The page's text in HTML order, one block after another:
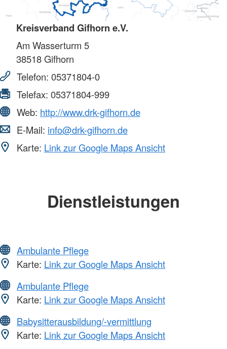
Kreisverband Gifhorn e.V.
Am Wasserturm 5
38518Gifhorn
Telefon: 05371804-0
Telefax: 05371804-999
Web: http://www.drk-gifhorn.de
E-Mail: info@drk-gifhorn.de
Karte: Link zur Google Maps Ansicht
Dienstleistungen
Ambulante Pflege
Karte: Link zur Google Maps Ansicht
Ambulante Pflege
Karte: Link zur Google Maps Ansicht
Babysitterausbildung/-vermittlung
Karte: Link zur Google Maps Ansicht